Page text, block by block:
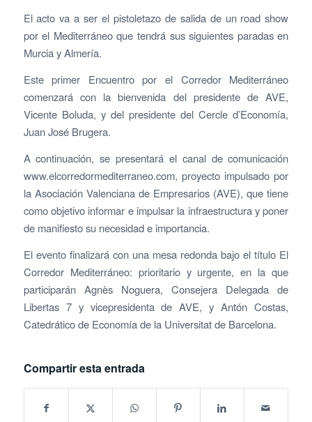
El acto va a ser el pistoletazo de salida de un road show
por el Mediterráneo que tendrá sus siguientes paradas en
Murcia y Almería.
Este primer Encuentro por el Corredor Mediterráneo
comenzará con la bienvenida del presidente de AVE,
Vicente Boluda, y del presidente del Cercle d’Economía,
Juan José Brugera.
A continuación, se presentará el canal de comunicación
www.elcorredormediterraneo.com, proyecto impulsado por
la Asociación Valenciana de Empresarios (AVE), que tiene
como objetivo informar e impulsar la infraestructura y poner
de manifiesto su necesidad e importancia.
El evento finalizará con una mesa redonda bajo el título El
Corredor Mediterráneo: prioritario y urgente, en la que
participarán Agnès Noguera, Consejera Delegada de
Libertas 7 y vicepresidenta de AVE, y Antón Costas,
Catedrático de Economía de la Universitat de Barcelona.
Compartir esta entrada